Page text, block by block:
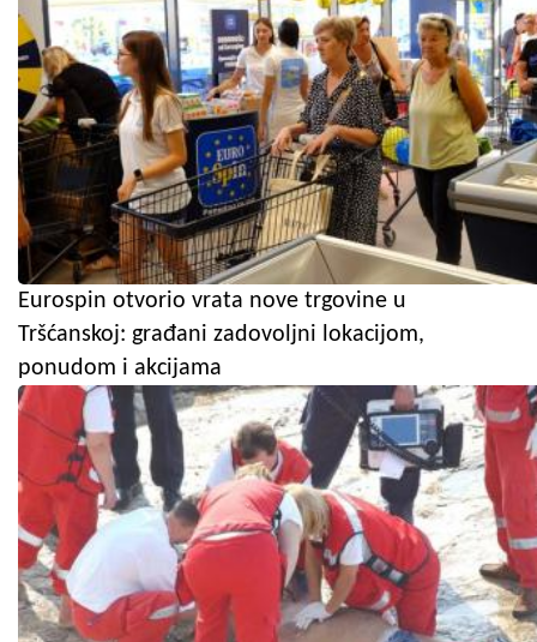
Eurospin otvorio vrata nove trgovine u
Tršćanskoj: građani zadovoljni lokacijom,
ponudom i akcijama